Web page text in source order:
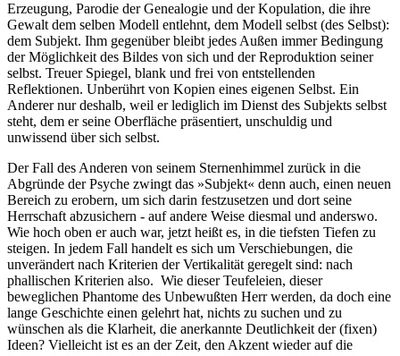
Erzeugung, Parodie der Genealogie und der Kopulation, die ihre
Gewalt dem selben Modell entlehnt, dem Modell selbst (des Selbst):
dem Subjekt. Ihm gegenüber bleibt jedes Außen immer Bedingung
der Möglichkeit des Bildes von sich und der Reproduktion seiner
selbst. Treuer Spiegel, blank und frei von entstellenden
Reflektionen. Unberührt von Kopien eines eigenen Selbst. Ein
Anderer nur deshalb, weil er lediglich im Dienst des Subjekts selbst
steht, dem er seine Oberfläche präsentiert, unschuldig und
unwissend über sich selbst.
Der Fall des Anderen von seinem Sternenhimmel zurück in die
Abgründe der Psyche zwingt das »Subjekt« denn auch, einen neuen
Bereich zu erobern, um sich darin festzusetzen und dort seine
Herrschaft abzusichern - auf andere Weise diesmal und anderswo.
Wie hoch oben er auch war, jetzt heißt es, in die tiefsten Tiefen zu
steigen. In jedem Fall handelt es sich um Verschiebungen, die
unverändert nach Kriterien der Vertikalität geregelt sind: nach
phallischen Kriterien also. Wie dieser Teufeleien, dieser
beweglichen Phantome des Unbewußten Herr werden, da doch eine
lange Geschichte einen gelehrt hat, nichts zu suchen und zu
wünschen als die Klarheit, die anerkannte Deutlichkeit der (fixen)
Ideen? Vielleicht ist es an der Zeit, den Akzent wieder auf die